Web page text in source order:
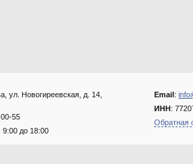
ул. Новогиреевская, д. 14,
55
9:00 до 18:00
Email:
ИНН:
Обратная